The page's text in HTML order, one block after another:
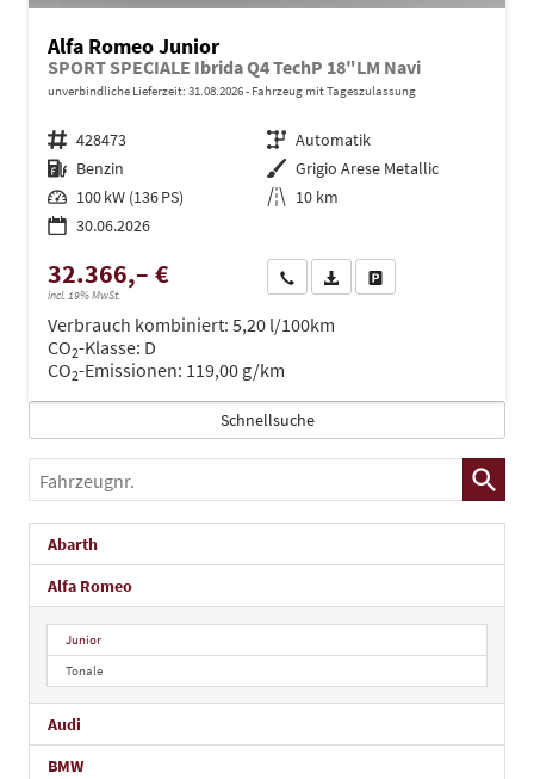
Alfa Romeo Junior
SPORT SPECIALE Ibrida Q4 TechP 18"LM Navi
unverbindliche Lieferzeit: 31.08.2026 Fahrzeug mit Tageszulassung
Fahrzeugnr. 428473 Getriebe Automatik
Kraftstoff Benzin Außenfarbe Grigio Arese Metallic
Leistung 100 kW (136 PS) Kilometerstand 10 km
30.06.2026
32.366,– €
incl. 19% MwSt.
Wir rufen Sie anPDF-Datei, Fahrzeugexposé
Verbrauch kombiniert: 5,20 l/100km
CO2-Klasse: D
CO2-Emissionen: 119,00 g/km
Schnellsuche
Fahrzeugnr.
Abarth
Alfa Romeo
Junior
Tonale
Audi
BMW